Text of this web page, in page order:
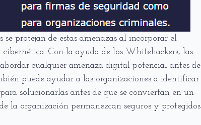
protejan de estas amenazas al incorporar el
Con la ayuda de los Whitehackers, las
cualquier amenaza digital potencial antes de
puede ayudar a las organizaciones a identificar
solucionarlas antes de que se conviertan en un
la organización permanezcan seguros y protegidos